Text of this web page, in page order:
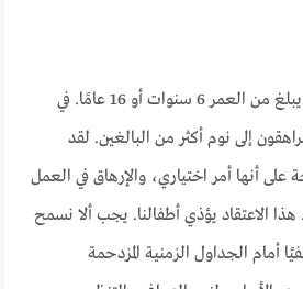
النوم ليس اختياريًا لطفل يبلغ من العمر 6 سنوات أو 16 عامًا. في
إلى نوم أكثر من البالغين. لقد
على أنها أمر اختياري، والإرهاق في العمل
الاعتقاد يؤذي أطفالنا. يجب ألا نسمح
أمام الجداول الزمنية المزدحمة